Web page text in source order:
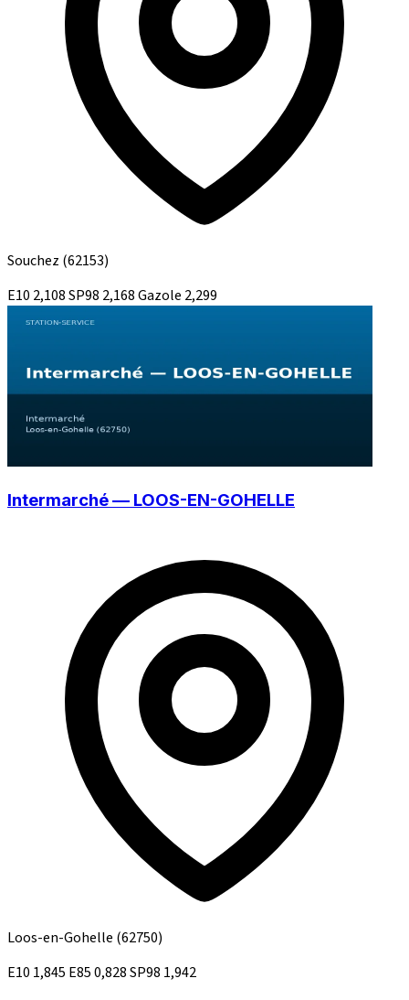
Souchez (62153)
E10 2,108SP98 2,168Gazole 2,299
Intermarché — LOOS-EN-GOHELLE
Loos-en-Gohelle (62750)
E10 1,845 E850,828SP98 1,942